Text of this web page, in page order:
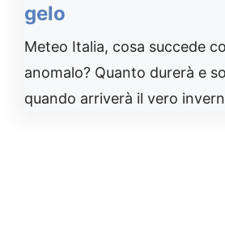
gelo
Meteo Italia, cosa succede
anomalo? Quanto durerà e
quando arriverà il vero